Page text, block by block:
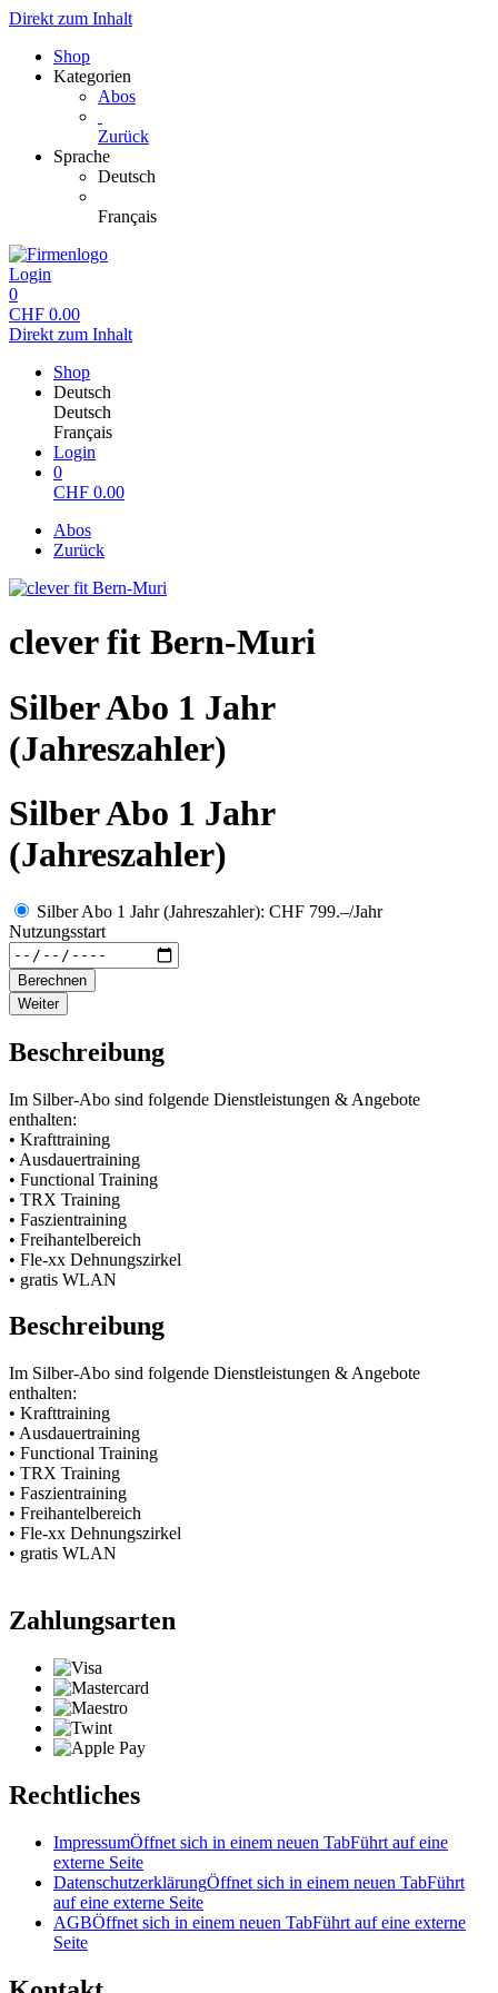
Direkt zum Inhalt
Shop
Kategorien
Abos
Zurück
Sprache
Deutsch
Français
Login
0
CHF 0.00
Direkt zum Inhalt
Shop
Deutsch
Deutsch
Français
Login
0
CHF 0.00
Abos
Zurück
clever fit Bern-Muri
Silber Abo 1 Jahr
(Jahreszahler)
Silber Abo 1 Jahr
(Jahreszahler)
Silber Abo 1 Jahr (Jahreszahler): CHF 799.–/Jahr
Nutzungsstart
Berechnen
Weiter
Beschreibung
Im Silber-Abo sind folgende Dienstleistungen & Angebote
enthalten:
• Krafttraining
• Ausdauertraining
• Functional Training
• TRX Training
• Faszientraining
• Freihantelbereich
• Fle-xx Dehnungszirkel
• gratis WLAN
Beschreibung
Im Silber-Abo sind folgende Dienstleistungen & Angebote
enthalten:
• Krafttraining
• Ausdauertraining
• Functional Training
• TRX Training
• Faszientraining
• Freihantelbereich
• Fle-xx Dehnungszirkel
• gratis WLAN
Zahlungsarten
Rechtliches
ImpressumÖffnet sich in einem neuen TabFührt auf eine
externe Seite
DatenschutzerklärungÖffnet sich in einem neuen TabFührt
auf eine externe Seite
AGBÖffnet sich in einem neuen TabFührt auf eine externe
Seite